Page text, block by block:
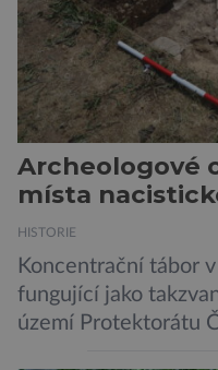
Archeologové
místa
HISTORIE
Koncentrační tábor
fungující jako
území Protektorátu